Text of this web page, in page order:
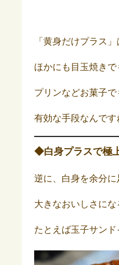
「黄身だけプラス」
ほかにも目玉焼きで
プリンなどお菓子で
有効な手段なんです
◆白身プラスで極
逆に、白身を余分
大きなおいしさにな
たとえば玉子サンド